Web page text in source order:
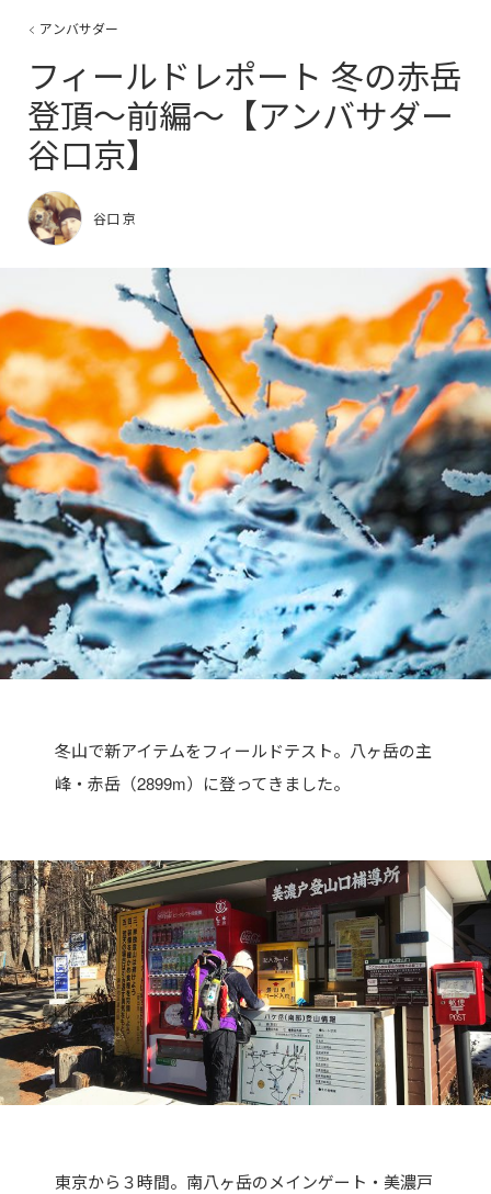
アンバサダー
フィールドレポート 冬の赤岳
登頂〜前編〜【アンバサダー
谷口京】
谷口 京
冬山で新アイテムをフィールドテスト。八ヶ岳の主
峰・赤岳（2899m）に登ってきました。
東京から３時間。南八ヶ岳のメインゲート・美濃戸